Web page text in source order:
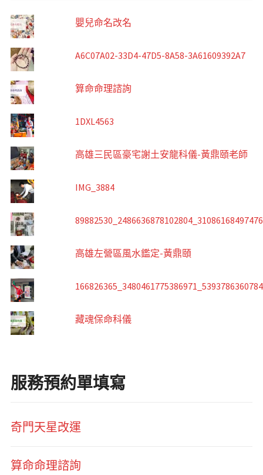
嬰兒命名改名
A6C07A02-33D4-47D5-8A58-3A61609392A7
算命命理諮詢
1DXL4563
高雄三民區豪宅謝土安龍科儀-黃鼎頤老師
IMG_3884
高雄左營區風水鑑定-黃鼎頤
藏魂保命科儀
服務預約單填寫
奇門天星改運
算命命理諮詢